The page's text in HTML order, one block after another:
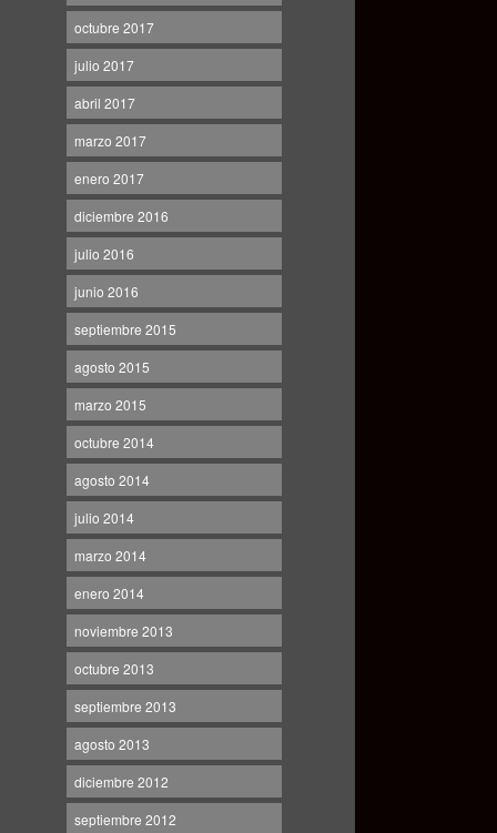
octubre 2017
julio 2017
abril 2017
marzo 2017
enero 2017
diciembre 2016
julio 2016
junio 2016
septiembre 2015
agosto 2015
marzo 2015
octubre 2014
agosto 2014
julio 2014
marzo 2014
enero 2014
noviembre 2013
octubre 2013
septiembre 2013
agosto 2013
diciembre 2012
septiembre 2012